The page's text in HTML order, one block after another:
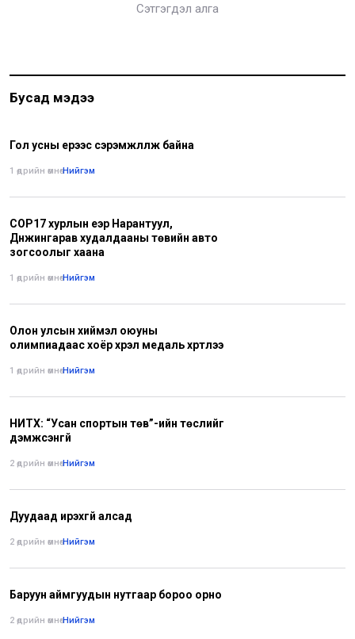
Сэтгэгдэл алга
Бусад мэдээ
Гол усны үерээс сэрэмжлүүлж байна
1 өдрийн өмнө•Нийгэм
COP17 хурлын үеэр Нарантуул,
Дүнжингарав худалдааны төвийн авто
зогсоолыг хаана
1 өдрийн өмнө•Нийгэм
Олон улсын хиймэл оюуны
олимпиадаас хоёр хүрэл медаль хүртлээ
1 өдрийн өмнө•Нийгэм
НИТХ: “Усан спортын төв”-ийн төслийг
дэмжсэнгүй
2 өдрийн өмнө•Нийгэм
Дуудаад ирэхгүй алсад
2 өдрийн өмнө•Нийгэм
Баруун аймгуудын нутгаар бороо орно
2 өдрийн өмнө•Нийгэм